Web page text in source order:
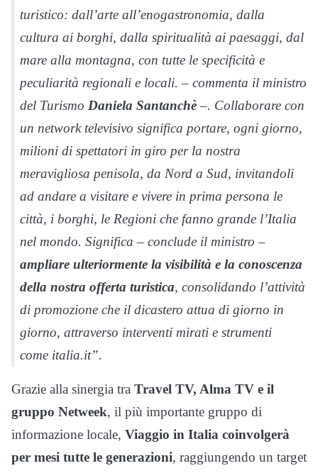
turistico: dall’arte all’enogastronomia, dalla
cultura ai borghi, dalla spiritualità ai paesaggi, dal
mare alla montagna, con tutte le specificità e
peculiarità regionali e locali. – commenta il ministro
del Turismo Daniela Santanchè–. Collaborare con
un network televisivo significa portare, ogni giorno,
milioni di spettatori in giro per la nostra
meravigliosa penisola, da Nord a Sud, invitandoli
ad andare a visitare e vivere in prima persona le
città, i borghi, le Regioni che fanno grande l’Italia
nel mondo. Significa – conclude il ministro –
ampliare ulteriormente la visibilità e la conoscenza
della nostra offerta turistica, consolidando l’attività
di promozione che il dicastero attua di giorno in
giorno, attraverso interventi mirati e strumenti
come italia.it”.
Grazie alla sinergia tra Travel TV, Alma TV e il
gruppo Netweek, il più importante gruppo di
informazione locale, Viaggio in Italia coinvolgerà
per mesi tutte le generazioni, raggiungendo un target